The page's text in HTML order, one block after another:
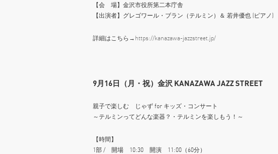
【会 場】金沢市役所第二本庁舎
【出演者】グレゴワール・ブラン（テルミン）＆ 若井優也 (ピアノ)
詳細はこちら→ https://kanazawa-jazzstreet.jp/
9月16日（月・祝）金沢 KANAZAWA JAZZ STREET
親子で楽しむ じゃず for キッズ・コンサート
～テルミンってどんな楽器？・テルミンを楽しもう！～
【時間】
1部 / 開場 10:30 開演 11:00（60分）